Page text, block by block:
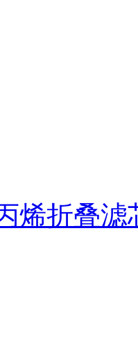
烯折叠滤